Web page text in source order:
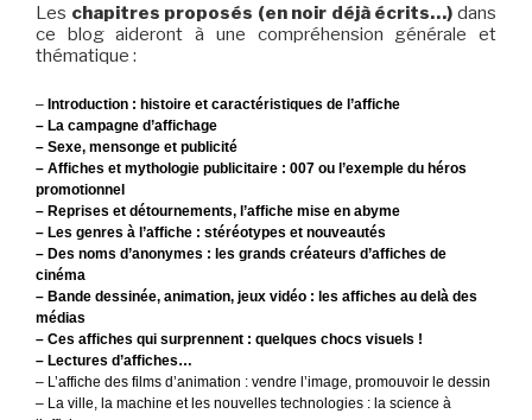
Les chapitres proposés (en noir déjà écrits…) dans
ce blog aideront à une compréhension générale et
thématique :
– Introduction : histoire et caractéristiques de l’affiche
– La campagne d’affichage
– Sexe, mensonge et publicité
– Affiches et mythologie publicitaire : 007 ou l’exemple du héros
promotionnel
– Reprises et détournements, l’affiche mise en abyme
– Les genres à l’affiche : stéréotypes et nouveautés
– Des noms d’anonymes : les grands créateurs d’affiches de
cinéma
– Bande dessinée, animation, jeux vidéo : les affiches au delà des
médias
– Ces affiches qui surprennent : quelques chocs visuels !
– Lectures d’affiches…
– L’affiche des films d’animation : vendre l’image, promouvoir le dessin
– La ville, la machine et les nouvelles technologies : la science à